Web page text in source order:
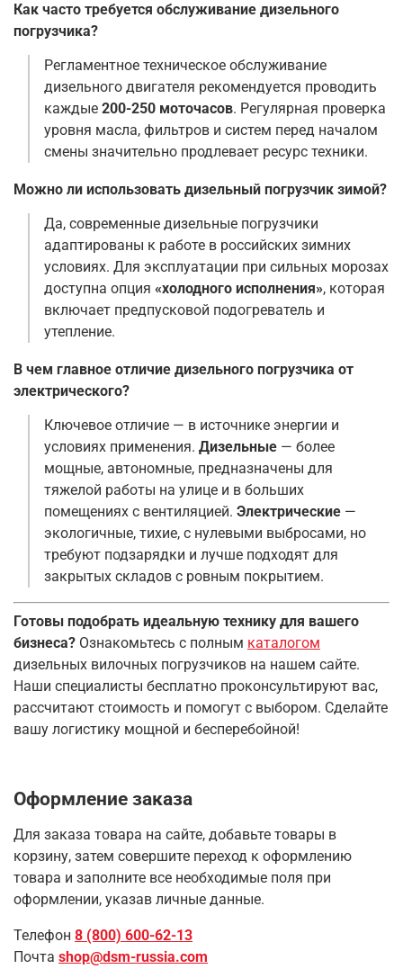
Как часто требуется обслуживание дизельного
погрузчика?
Регламентное техническое обслуживание
дизельного двигателя рекомендуется проводить
каждые 200-250 моточасов. Регулярная проверка
уровня масла, фильтров и систем перед началом
смены значительно продлевает ресурс техники.
Можно ли использовать дизельный погрузчик зимой?
Да, современные дизельные погрузчики
адаптированы к работе в российских зимних
условиях. Для эксплуатации при сильных морозах
доступна опция «холодного исполнения», которая
включает предпусковой подогреватель и
утепление.
В чем главное отличие дизельного погрузчика от
электрического?
Ключевое отличие — в источнике энергии и
условиях применения. Дизельные — более
мощные, автономные, предназначены для
тяжелой работы на улице и в больших
помещениях с вентиляцией. Электрические —
экологичные, тихие, с нулевыми выбросами, но
требуют подзарядки и лучше подходят для
закрытых складов с ровным покрытием.
Готовы подобрать идеальную технику для вашего
бизнеса? Ознакомьтесь с полным каталогом
дизельных вилочных погрузчиков на нашем сайте.
Наши специалисты бесплатно проконсультируют вас,
рассчитают стоимость и помогут с выбором. Сделайте
вашу логистику мощной и бесперебойной!
Оформление заказа
Для заказа товара на сайте, добавьте товары в
корзину, затем совершите переход к оформлению
товара и заполните все необходимые поля при
оформлении, указав личные данные.
Телефон 8 (800) 600-62-13
Почта shop@dsm-russia.com